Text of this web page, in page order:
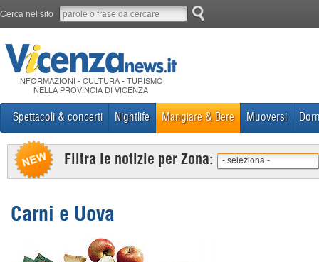
Cerca nel sito
INFORMAZIONI - CULTURA - TURISMO
NELLA PROVINCIA DI VICENZA
Spettacoli & concerti Nightlife Mangiare & Bere Muoversi
Filtra le notizie per Zona: - seleziona -
Carni e Uova